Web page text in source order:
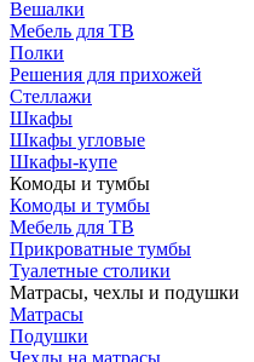
Вешалки
Мебель для ТВ
Полки
Решения для прихожей
Стеллажи
Шкафы
Шкафы угловые
Шкафы-купе
Комоды и тумбы
Комоды и тумбы
Мебель для ТВ
Прикроватные тумбы
Туалетные столики
Матрасы, чехлы и подушки
Матрасы
Подушки
Чехлы на матрасы